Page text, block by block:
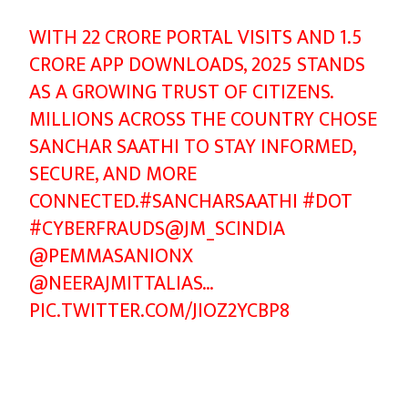
WITH 22 CRORE PORTAL VISITS AND 1.5
CRORE APP DOWNLOADS, 2025 STANDS
AS A GROWING TRUST OF CITIZENS.
MILLIONS ACROSS THE COUNTRY CHOSE
SANCHAR SAATHI TO STAY INFORMED,
SECURE, AND MORE
CONNECTED.#SANCHARSAATHI #DOT
#CYBERFRAUDS@JM_SCINDIA
@PEMMASANIONX
@NEERAJMITTALIAS…
PIC.TWITTER.COM/JIOZ2YCBP8